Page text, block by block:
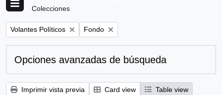
Colecciones
Remove filter:
Volantes Políticos Remove filter:
Fondo
Opciones avanzadas de búsqueda
Imprimir vista previa Card view
Table view